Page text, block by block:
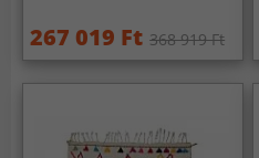
267 019 Ft 368 919 Ft